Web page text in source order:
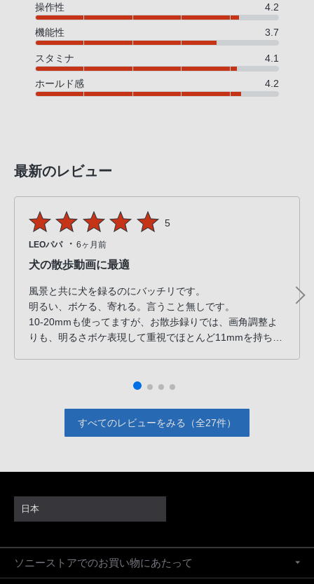
操作性 4.2
機能性 3.7
スタミナ 4.1
ホールド感 4.2
最新のレビュー
5
LEOパパ・ 6ヶ月前
犬の散歩動画に最適
風景と共に犬を録るのにバッチリです。
明るい、ボケる、寄れる。言うこと無しです。
10-20mmも使ってますが、お散歩録りでは、画角調整よ
りも、明るさボケ表現して重視でほとんど11mmを持ち出
現場での画角調整が必須になる演奏録画には10-20mm
すべてのレビューをみる（全27件）
日本
ソニーストアでのお買い物にあたって